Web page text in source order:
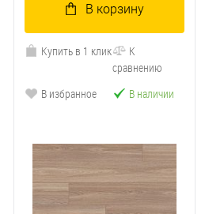
В корзину
Купить в 1 клик
К
сравнению
В избранное
В наличии